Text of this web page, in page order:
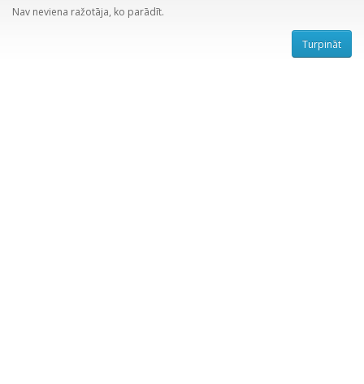
Nav neviena ražotāja, ko parādīt.
Turpināt